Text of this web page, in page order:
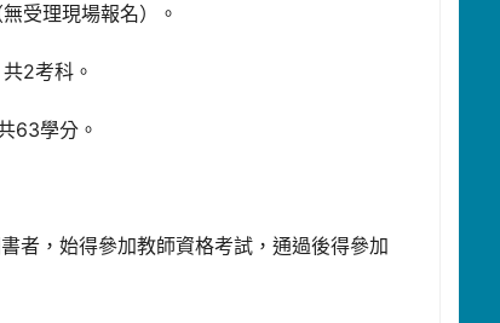
受理現場報名）。
2考科。
63學分。
者，始得參加教師資格考試，通過後得參加